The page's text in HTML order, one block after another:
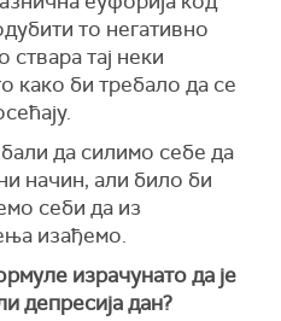
то негативно
тај неки
како би требало да се
да силимо себе да
начин, али било би
себи да из
изађемо.
израчунато да је
депресија дан?